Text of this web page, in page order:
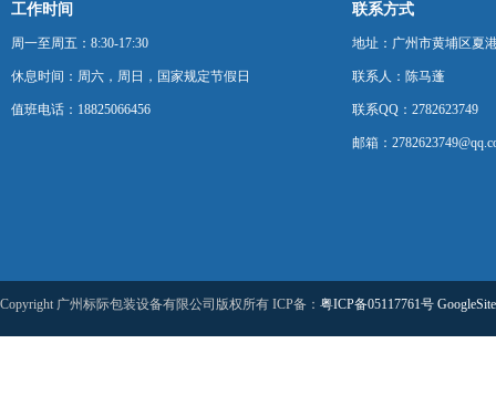
工作时间
周一至周五：8:30-17:30
休息时间：周六，周日，国家规定节假日
值班电话：18825066456
联系方式
地址：广州市黄埔区夏
联系人：陈马蓬
联系QQ：2782623749
邮箱：
Copyright 广州标际包装设备有限公司版权所有 ICP备： 粤ICP备05117761号